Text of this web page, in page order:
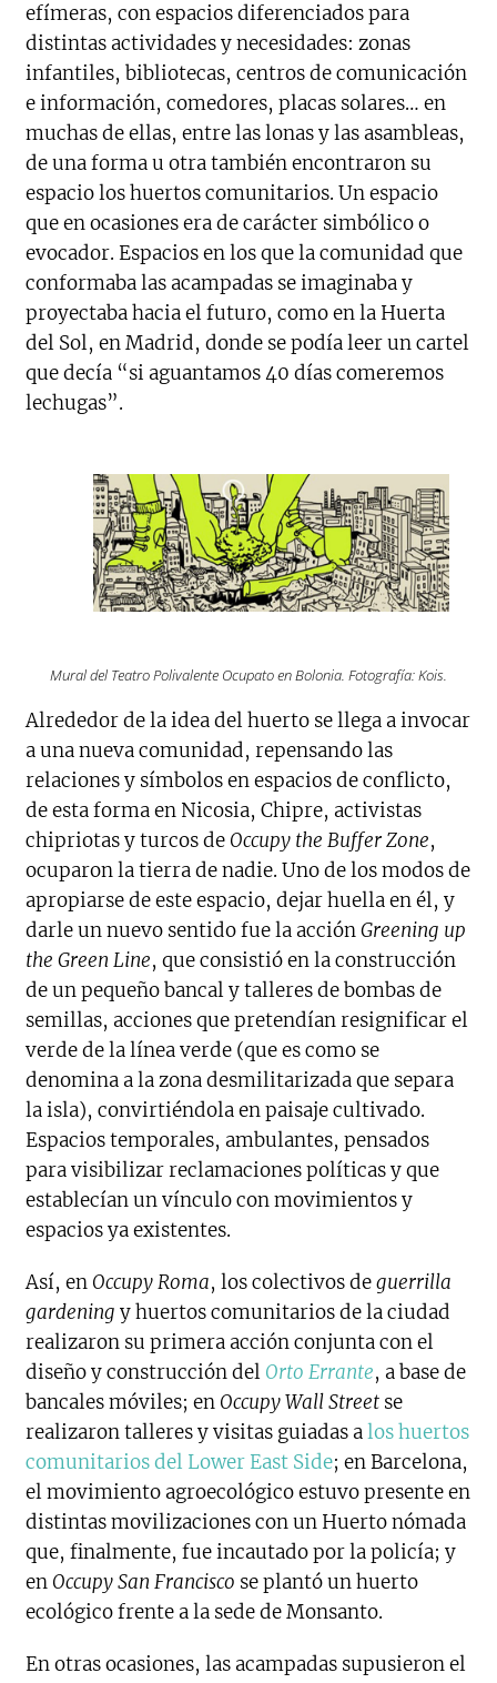
efímeras, con espacios diferenciados para
distintas actividades y necesidades: zonas
infantiles, bibliotecas, centros de comunicación
e información, comedores, placas solares… en
muchas de ellas, entre las lonas y las asambleas,
de una forma u otra también encontraron su
espacio los huertos comunitarios. Un espacio
que en ocasiones era de carácter simbólico o
evocador. Espacios en los que la comunidad que
conformaba las acampadas se imaginaba y
proyectaba hacia el futuro, como en la Huerta
del Sol, en Madrid, donde se podía leer un cartel
que decía “si aguantamos 40 días comeremos
lechugas”.
Mural del Teatro Polivalente Ocupato en Bolonia. Fotografía: Kois.
Alrededor de la idea del huerto se llega a invocar
a una nueva comunidad, repensando las
relaciones y símbolos en espacios de conflicto,
de esta forma en Nicosia, Chipre, activistas
chipriotas y turcos de Occupy the Buffer Zone,
ocuparon la tierra de nadie. Uno de los modos de
apropiarse de este espacio, dejar huella en él, y
darle un nuevo sentido fue la acciónGreening up
the Green Line, que consistió en la construcción
de un pequeño bancal y talleres de bombas de
semillas, acciones que pretendían resignificar el
verde de la línea verde (que es como se
denomina a la zona desmilitarizada que separa
la isla), convirtiéndola en paisaje cultivado.
Espacios temporales, ambulantes, pensados
para visibilizar reclamaciones políticas y que
establecían un vínculo con movimientos y
espacios ya existentes.
Así, en Occupy Roma, los colectivos deguerrilla
gardening y huertos comunitarios de la ciudad
realizaron su primera acción conjunta con el
diseño y construcción del Orto Errante, a base de
bancales móviles; en Occupy Wall Street se
realizaron talleres y visitas guiadas alos huertos
comunitarios del Lower East Side; en Barcelona,
el movimiento agroecológico estuvo presente en
distintas movilizaciones con un Huerto nómada
que, finalmente, fue incautado por la policía; y
en Occupy San Francisco se plantó un huerto
ecológico frente a la sede de Monsanto.
En otras ocasiones, las acampadas supusieron el